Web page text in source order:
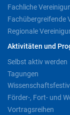
Fachliche
Fachübergreifende
Regionale
Aktivitäten und
Selbst aktiv werden
Tagungen
Förder-, Fort- und
Vortragsreihen